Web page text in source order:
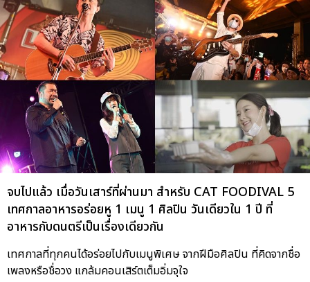
จบไปแล้ว เมื่อวันเสาร์ที่ผ่านมา สำหรับ CAT FOODIVAL 5
เทศกาลอาหารอร่อยหู 1 เมนู 1 ศิลปิน วันเดียวใน 1 ปี ที่
อาหารกับดนตรีเป็นเรื่องเดียวกัน
เทศกาลที่ทุกคนได้อร่อยไปกับเมนูพิเศษ จากฝีมือศิลปิน ที่คิดจากชื่อ
เพลงหรือชื่อวง แกล้มคอนเสิร์ตเต็มอิ่มจุใจ